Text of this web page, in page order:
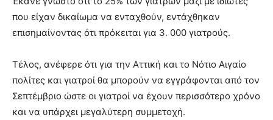
που είχαν δικαίωμα να ενταχθούν, εντάχθηκαν
επισημαίνοντας ότι πρόκειται για 3. 000 γιατρούς.
Τέλος, ανέφερε ότι για την Αττική και το Νότιο Αιγαίο
πολίτες και γιατροί θα μπορούν να εγγράφονται από τον
Σεπτέμβριο ώστε οι γιατροί να έχουν περισσότερο χρόνο
και να υπάρχει μεγαλύτερη συμμετοχή.